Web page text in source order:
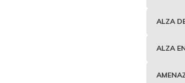
ALZA
ALZA